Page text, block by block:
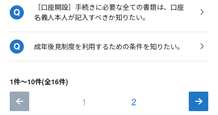
［口座開設］手続きに必要な全ての書類は、口座
名義人本人が記入すべきか知りたい。
成年後見制度を利用するための条件を知りたい。
1件～10件(全16件)
1 2